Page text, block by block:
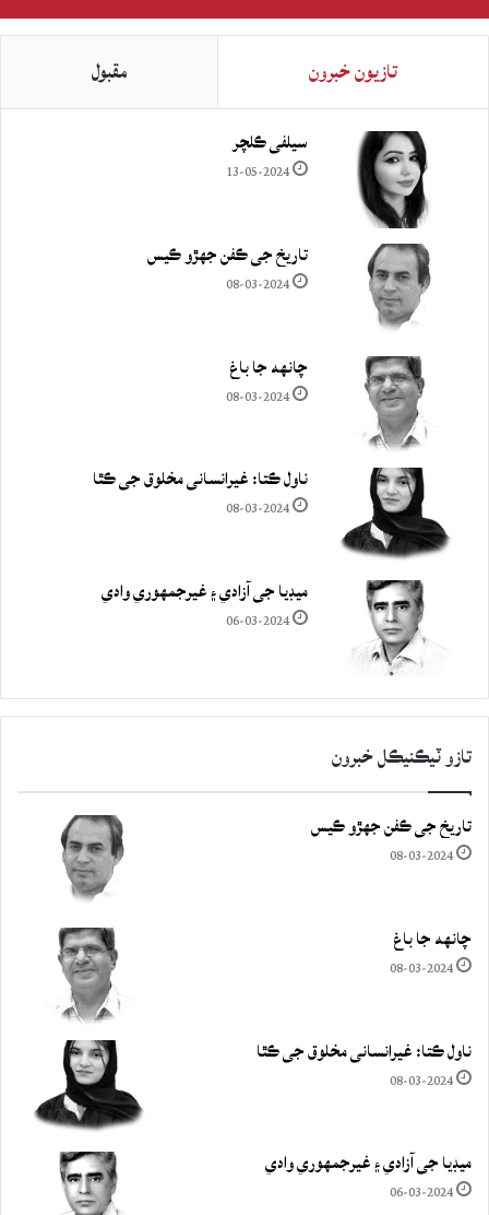
تازيون خبرون مقبول
سيلفي ڪلچر
13-05-2024
تاريخ جي ڪفن جھڙو ڪيس
08-03-2024
چانهه جا باغ
08-03-2024
ناول ڪتا: غيرانساني مخلوق جي ڪٿا
08-03-2024
ميڊيا جي آزادي ۽ غيرجمھوري وادي
06-03-2024
تازو ٽيڪنيڪل خبرون
تاريخ جي ڪفن جھڙو ڪيس
08-03-2024
چانهه جا باغ
08-03-2024
ناول ڪتا: غيرانساني مخلوق جي ڪٿا
08-03-2024
ميڊيا جي آزادي ۽ غيرجمھوري وادي
06-03-2024